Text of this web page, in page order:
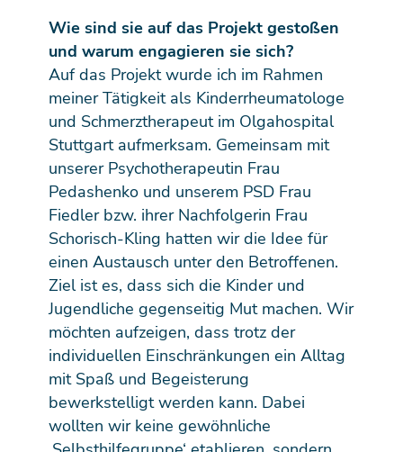
Wie sind sie auf das Projekt gestoßen
und warum engagieren sie sich?
Auf das Projekt wurde ich im Rahmen
meiner Tätigkeit als Kinderrheumatologe
und Schmerztherapeut im Olgahospital
Stuttgart aufmerksam. Gemeinsam mit
unserer Psychotherapeutin Frau
Pedashenko und unserem PSD Frau
Fiedler bzw. ihrer Nachfolgerin Frau
Schorisch-Kling hatten wir die Idee für
einen Austausch unter den Betroffenen.
Ziel ist es, dass sich die Kinder und
Jugendliche gegenseitig Mut machen. Wir
möchten aufzeigen, dass trotz der
individuellen Einschränkungen ein Alltag
mit Spaß und Begeisterung
bewerkstelligt werden kann. Dabei
wollten wir keine gewöhnliche